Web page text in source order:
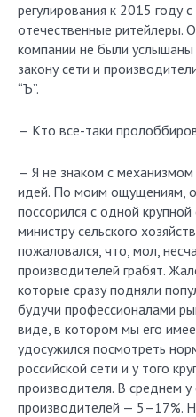
регулирования к 2015 году
отечественные ритейлеры.
компании не были услышаны
закону сети и
“Ъ”.
— Кто все-таки
— Я не знаком с
идей. По моим ощущениям,
поссорился с одной
министру сельского
пожаловался, что, мол,
производителей грабят.
которые сразу подняли
будучи профессионалами
виде, в котором мы его
удосужился посмотреть
российской сети и у того
производителя. В среднем
производителей — 5–17%.